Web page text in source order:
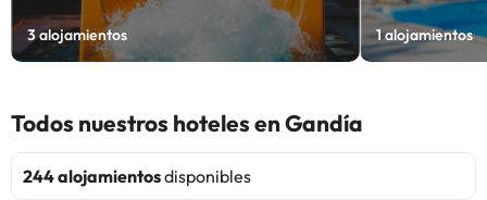
3alojamientos 1alojamientos
Todos nuestros hoteles en Gandía
244 alojamientosdisponibles